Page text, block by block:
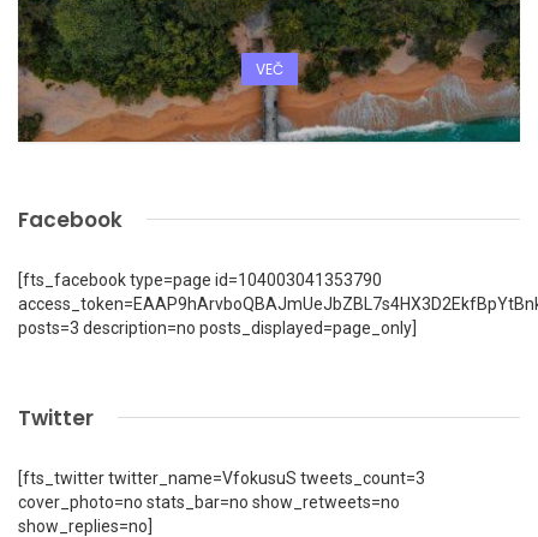
VEČ
Facebook
[fts_facebook type=page id=104003041353790
posts=3 description=no posts_displayed=page_only]
Twitter
[fts_twitter twitter_name=VfokusuS tweets_count=3
cover_photo=no stats_bar=no show_retweets=no
show_replies=no]